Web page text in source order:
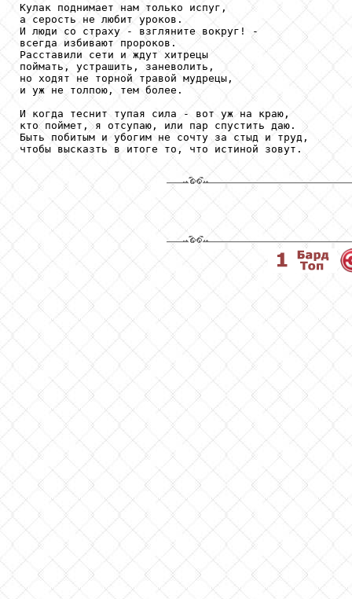
Кулак поднимает нам только испуг,
а серость не любит уроков.
И люди со страху - взгляните вокруг! -
всегда избивают пророков.
Расставили сети и ждут хитрецы
поймать, устрашить, заневолить,
но ходят не торной травой мудрецы,
и уж не толпою, тем более.
И когда теснит тупая сила - вот уж на краю,
кто поймет, я отсупаю, или пар спустить даю.
Быть побитым и убогим не сочту за стыд и труд,
чтобы высказть в итоге то, что истиной зовут.